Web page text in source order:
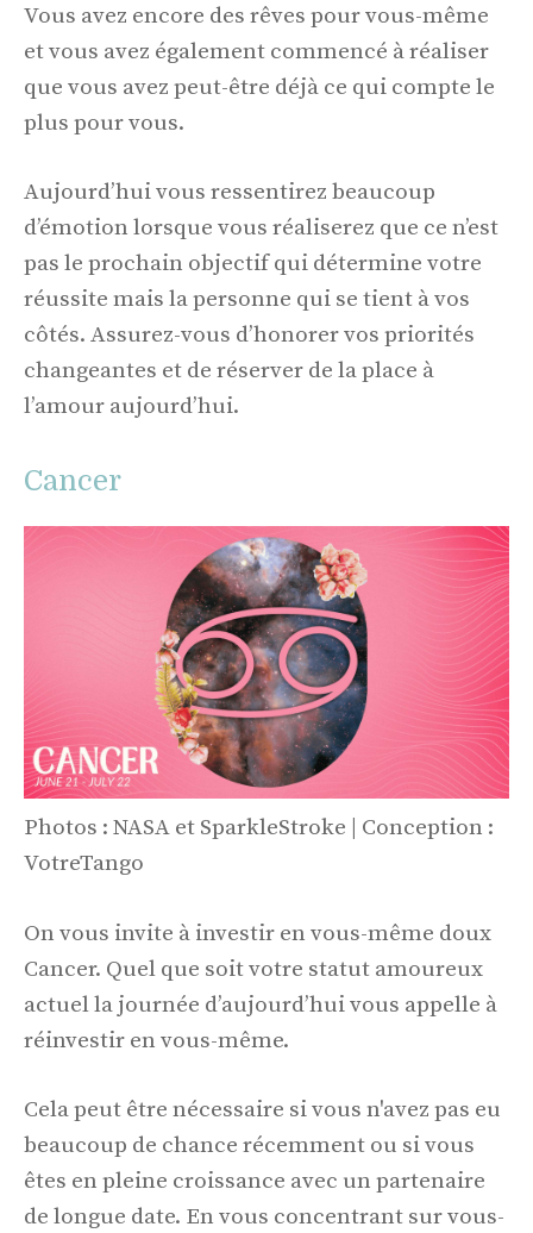
Vous avez encore des rêves pour vous-même
et vous avez également commencé à réaliser
que vous avez peut-être déjà ce qui compte le
plus pour vous.
Aujourd’hui vous ressentirez beaucoup
d’émotion lorsque vous réaliserez que ce n’est
pas le prochain objectif qui détermine votre
réussite mais la personne qui se tient à vos
côtés. Assurez-vous d’honorer vos priorités
changeantes et de réserver de la place à
l’amour aujourd’hui.
Cancer
Photos : NASA et SparkleStroke | Conception :
VotreTango
On vous invite à investir en vous-même doux
Cancer. Quel que soit votre statut amoureux
actuel la journée d’aujourd’hui vous appelle à
réinvestir en vous-même.
Cela peut être nécessaire si vous n'avez pas eu
beaucoup de chance récemment ou si vous
êtes en pleine croissance avec un partenaire
de longue date. En vous concentrant sur vous-